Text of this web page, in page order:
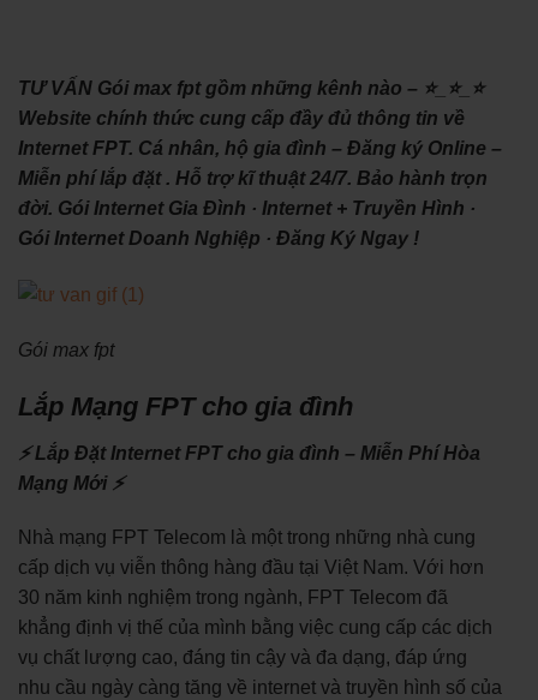
TƯ VẤN Gói max fpt gồm những kênh nào – ⭐_⭐_⭐
Website chính thức cung cấp đầy đủ thông tin về
Internet FPT. Cá nhân, hộ gia đình – Đăng ký Online –
Miễn phí lắp đặt . Hỗ trợ kĩ thuật 24/7. Bảo hành trọn
đời. ‎Gói Internet Gia Đình · ‎Internet + Truyền Hình ·
‎Gói Internet Doanh Nghiệp · ‎Đăng Ký Ngay !
Gói max fpt
Lắp Mạng FPT cho gia đình
⚡ Lắp Đặt Internet FPT cho gia đình – Miễn Phí Hòa
Mạng Mới ⚡
Nhà mạng FPT Telecom là một trong những nhà cung
cấp dịch vụ viễn thông hàng đầu tại Việt Nam. Với hơn
30 năm kinh nghiệm trong ngành, FPT Telecom đã
khẳng định vị thế của mình bằng việc cung cấp các dịch
vụ chất lượng cao, đáng tin cậy và đa dạng, đáp ứng
nhu cầu ngày càng tăng về internet và truyền hình số của